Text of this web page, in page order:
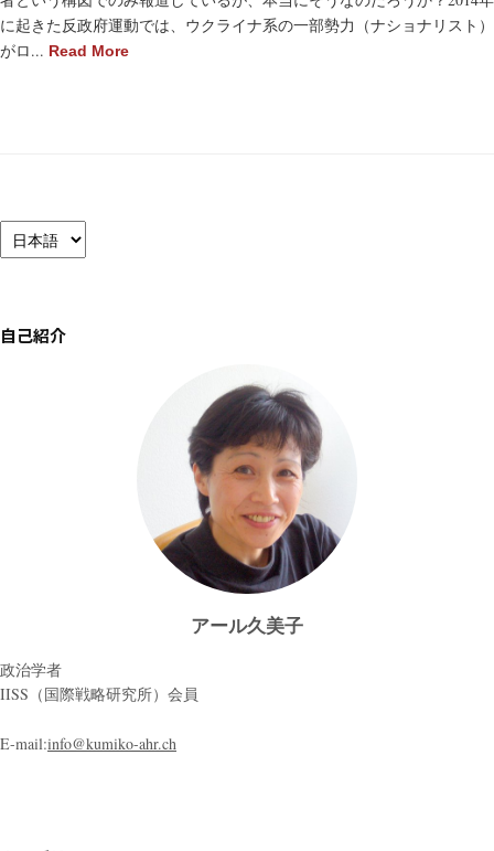
に起きた反政府運動では、ウクライナ系の一部勢力（ナショナリスト）
がロ... Read More
語
択
自己紹介
アール久美子
政治学者
IISS（国際戦略研究所）会員
E-mail:info@kumiko-ahr.ch